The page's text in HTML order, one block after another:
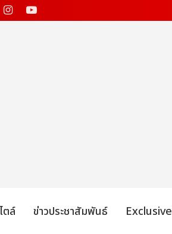
ตล์ ข่าวประชาสัมพันธ์ Exclusive